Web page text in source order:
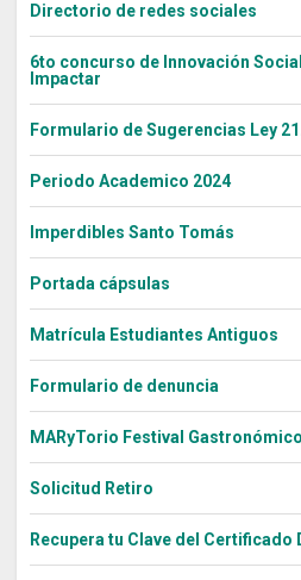
Directorio de redes sociales
6to concurso de Innovación
Impactar
Formulario de Sugerencias Ley
Periodo Academico 2024
Imperdibles Santo Tomás
Portada cápsulas
Matrícula Estudiantes Antiguos
Formulario de denuncia
MARyTorio Festival Gastronómico
Solicitud Retiro
Recupera tu Clave del Certificado